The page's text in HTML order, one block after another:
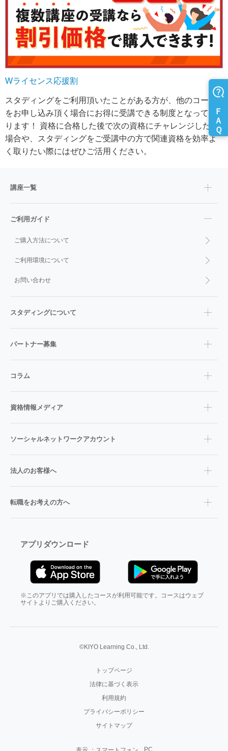
Wライセンス応援割
スタディングをご利用頂いたことがある方が、他のコース
をお申し込み頂く場合にお得に受講できる制度となってお
ります！ 資格に合格した後で次の資格にチャレンジしたい
場合や、スタディングをご受講中の方で関連資格を効率よ
く取りたい際にはぜひご活用ください。
講座一覧
ご利用ガイド
ご購入方法について
ご利用環境について
お問い合わせ
スタディングについて
パートナー募集
コラム
資格情報メディア
ソーシャルネットワークアカウント
法人のお客様へ
転職をお考えの方へ
アプリダウンロード
※このアプリでは購入したコースが利用可能です。コースはウェブ
サイトよりご購入ください。
©KIYO Learning Co., Ltd.
トップページ
法律に基づく表示
利用規約
プライバシーポリシー
サイトマップ
PC